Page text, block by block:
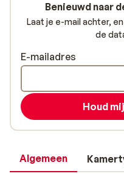
Algemeen
Benieuwd naar
Laat je e-mail achter,
de
E-mailadres
Houd